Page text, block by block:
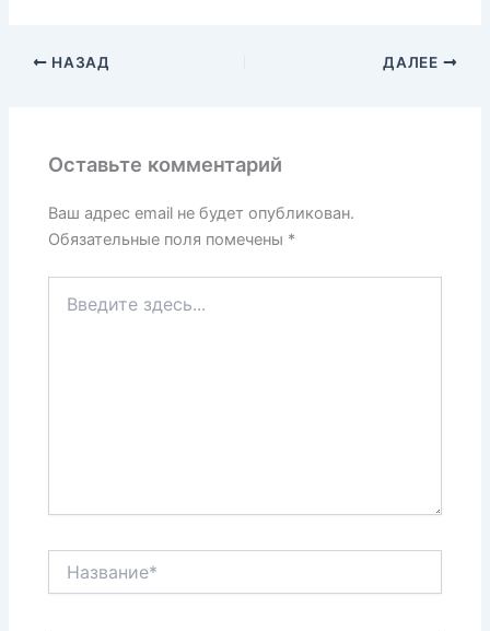
НАЗАД ДАЛЕЕ
Оставьте комментарий
Ваш адрес email не будет опубликован.
Обязательные поля помечены *
здесь...